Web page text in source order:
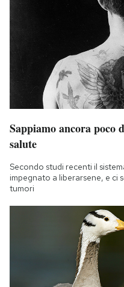
Sappiamo ancora poco
salute
Secondo studi recenti il
impegnato a liberarsene, e ci
tumori